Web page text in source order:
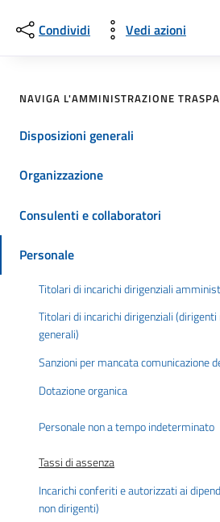
Condividi Vedi azioni
NAVIGA L'AMMINISTRAZIONE
Disposizioni generali
Organizzazione
Consulenti e collaboratori
Personale
Titolari di incarichi dirigenziali
Titolari di incarichi dirigenziali (dirigenti
generali)
Sanzioni per mancata comunicazione
Dotazione organica
Personale non a tempo indeterminato
Tassi di assenza
Incarichi conferiti e autorizzati ai
non dirigenti)